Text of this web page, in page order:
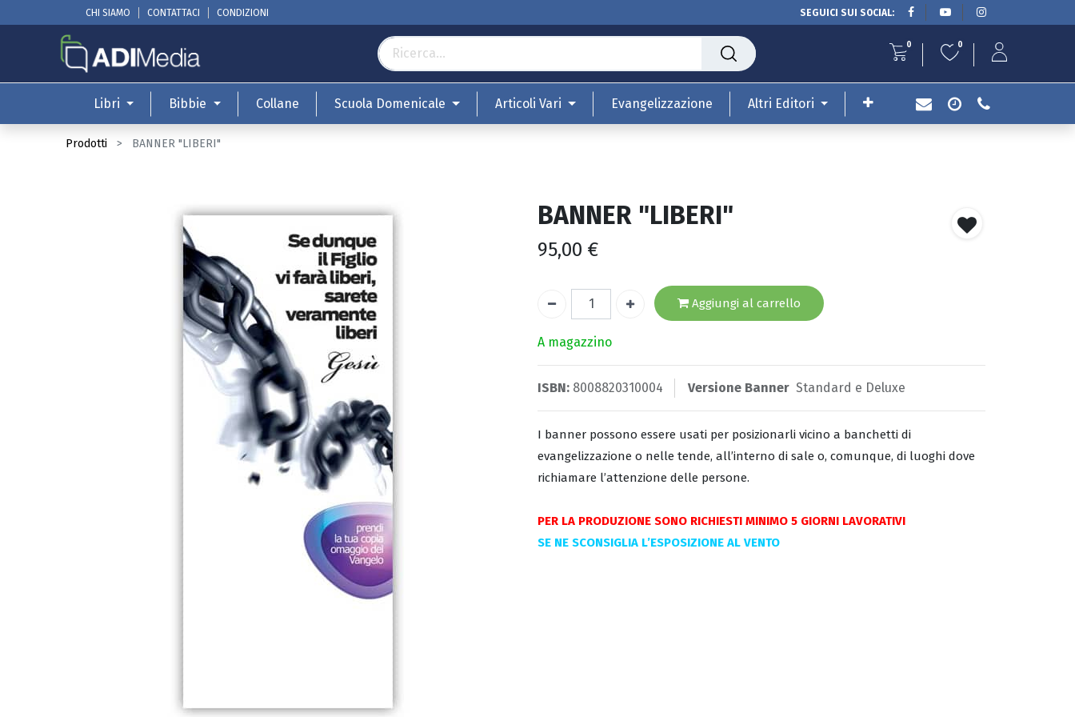
CHI SIAMO CONTATTACI CONDIZIONI SEGUICI SUI SOCIAL:
0 0
Libri Bibbie Collane Scuola Domenicale Articoli Vari Evangelizzazione Altri Editori
Prodotti BANNER "LIBERI"
BANNER "LIBERI"
95,00 €
Aggiungi al carrello
A magazzino
ISBN: 8008820310004 Versione Banner Standard e Deluxe
I banner possono essere usati per posizionarli vicino a banchetti di
evangelizzazione o nelle tende, all’interno di sale o, comunque, di luoghi dove
richiamare l’attenzione delle persone.
PER LA PRODUZIONE SONO RICHIESTI MINIMO 5 GIORNI LAVORATIVI
SE NE SCONSIGLIA L’ESPOSIZIONE AL VENTO